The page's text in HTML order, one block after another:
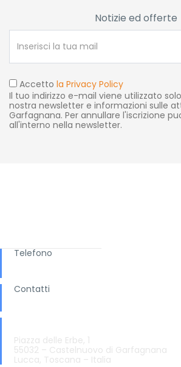
Notizie ed offerte
Accetto la Privacy Policy
Il tuo indirizzo e-mail viene utilizzato
nostra newsletter e informazioni sulle
Garfagnana. Per annullare l'iscrizione
all'interno nella newsletter.
Telefono
Contatti
Piazza delle Erbe, 1
55032 – Castelnuovo di Garfagnana
Lucca, Toscana – Italia